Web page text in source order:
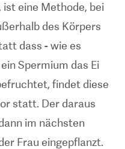
eine Methode, bei
des Körpers
dass - wie es
Spermium das Ei
findet diese
statt. Der daraus
im nächsten
Frau eingepflanzt.